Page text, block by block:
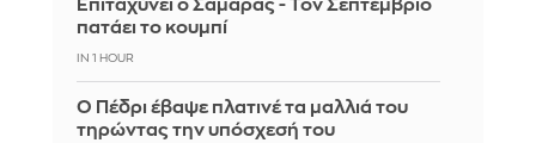
Επιταχύνει ο Σαμαράς - Τον Σεπτέμβριο
πατάει το κουμπί
IN 1 HOUR
Ο Πέδρι έβαψε πλατινέ τα μαλλιά του
τηρώντας την υπόσχεσή του